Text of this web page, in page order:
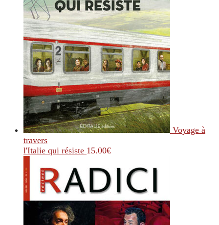
Voyage à
travers
l'Italie qui résiste 15.00€